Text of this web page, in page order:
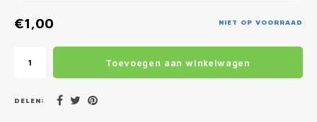
€1,00 NIET OP VOORRAAD
Toevoegen aan winkelwagen
DELEN: